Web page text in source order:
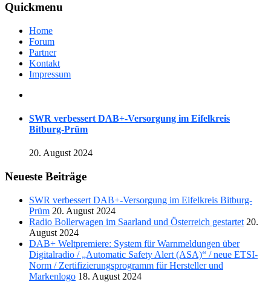
Quickmenu
Home
Forum
Partner
Kontakt
Impressum
SWR verbessert DAB+-Versorgung im Eifelkreis
Bitburg-Prüm
20. August 2024
Neueste Beiträge
SWR verbessert DAB+-Versorgung im Eifelkreis Bitburg-
Prüm 20. August 2024
Radio Bollerwagen im Saarland und Österreich gestartet 20.
August 2024
DAB+ Weltpremiere: System für Warnmeldungen über
Digitalradio / „Automatic Safety Alert (ASA)“ / neue ETSI-
Norm / Zertifizierungsprogramm für Hersteller und
Markenlogo 18. August 2024